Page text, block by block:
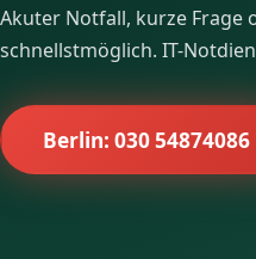
Akuter Notfall, kurze Frage
schnellstmöglich. IT-
Berlin: 030 54874086